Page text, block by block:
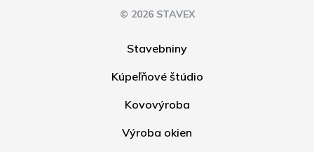
© 2026 STAVEX
Stavebniny
Kúpeľňové štúdio
Kovovýroba
Výroba okien